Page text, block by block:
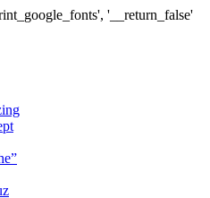
'__return_false'